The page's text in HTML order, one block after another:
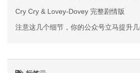
Cry Cry & Lovey-Dovey 完整剧情版
注意这几个细节，你的公众号立马提升